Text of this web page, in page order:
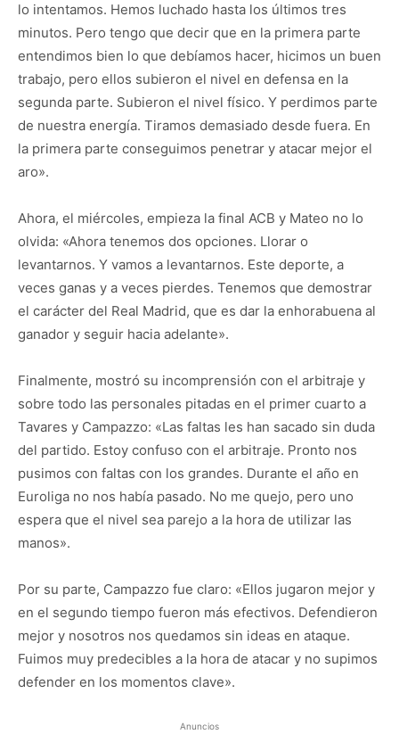
lo intentamos. Hemos luchado hasta los últimos tres
minutos. Pero tengo que decir que en la primera parte
entendimos bien lo que debíamos hacer, hicimos un buen
trabajo, pero ellos subieron el nivel en defensa en la
segunda parte. Subieron el nivel físico. Y perdimos parte
de nuestra energía. Tiramos demasiado desde fuera. En
la primera parte conseguimos penetrar y atacar mejor el
aro».
Ahora, el miércoles, empieza la final ACB y Mateo no lo
olvida: «Ahora tenemos dos opciones. Llorar o
levantarnos. Y vamos a levantarnos. Este deporte, a
veces ganas y a veces pierdes. Tenemos que demostrar
el carácter del Real Madrid, que es dar la enhorabuena al
ganador y seguir hacia adelante».
Finalmente, mostró su incomprensión con el arbitraje y
sobre todo las personales pitadas en el primer cuarto a
Tavares y Campazzo: «Las faltas les han sacado sin duda
del partido. Estoy confuso con el arbitraje. Pronto nos
pusimos con faltas con los grandes. Durante el año en
Euroliga no nos había pasado. No me quejo, pero uno
espera que el nivel sea parejo a la hora de utilizar las
manos».
Por su parte, Campazzo fue claro: «Ellos jugaron mejor y
en el segundo tiempo fueron más efectivos. Defendieron
mejor y nosotros nos quedamos sin ideas en ataque.
Fuimos muy predecibles a la hora de atacar y no supimos
defender en los momentos clave».
Anuncios